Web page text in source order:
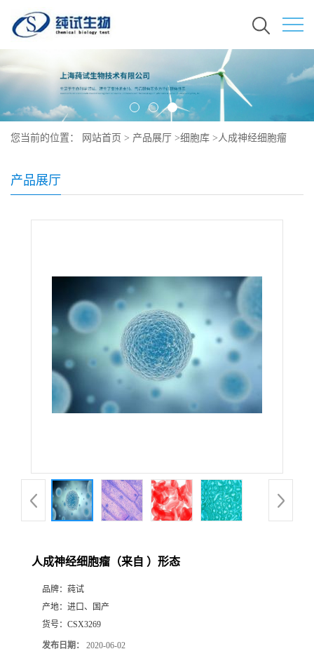
您当前的位置： 网站首页 > 产品展厅 >细胞库 >人成神经细胞瘤
产品展厅
人成神经细胞瘤（来自 ）形态
品牌： 莼试
产地： 进口、国产
货号： CSX3269
发布日期： 2020-06-02